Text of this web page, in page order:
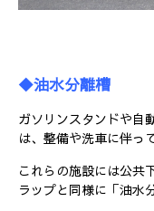
◆油水分離槽
ガソリンスタンドや自
は、整備や洗車に伴っ
これらの施設には公共
ラップと同様に「油水